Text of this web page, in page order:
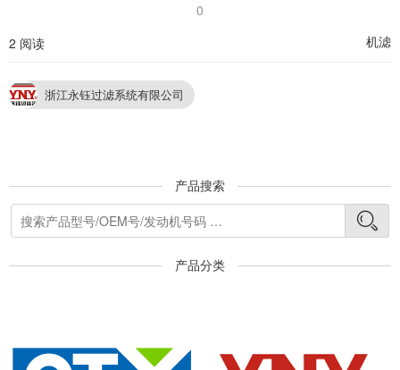
0
2 阅读
机滤
浙江永钰过滤系统有限公司
产品搜索
产品分类